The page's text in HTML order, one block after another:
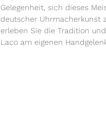
Gelegenheit, sich dieses
deutscher Uhrmacherkunst
erleben Sie die Tradition
Laco am eigenen